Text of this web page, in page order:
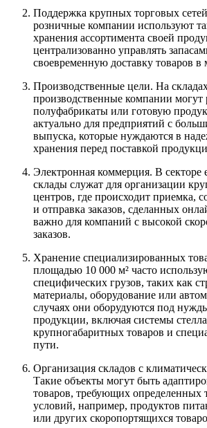
Поддержка крупных торговых
розничные компании используют
хранения ассортимента своей
централизованно управлять
своевременную доставку товаров в
Производственные цели. На
производственные компании могут
полуфабрикаты или готовую
актуально для предприятий с
выпуска, которые нуждаются в
хранения перед поставкой
Электронная коммерция. В секторе
склады служат для организации
центров, где происходит приемка,
и отправка заказов, сделанных
важно для компаний с высокой
заказов.
Хранение специализированных
площадью 10 000 м² часто
специфических грузов, таких как
материалы, оборудование или
случаях они оборудуются под
продукции, включая системы
крупногабаритных товаров и
пути.
Организация складов с
Такие объекты могут быть
товаров, требующих определенных
условий, например, продуктов
или других скоропортящихся